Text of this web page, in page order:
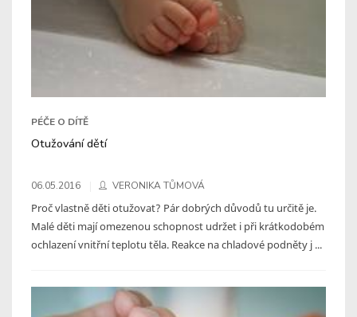
PÉČE O DÍTĚ
Otužování dětí
06.05.2016 VERONIKA TŮMOVÁ
Proč vlastně děti otužovat? Pár dobrých důvodů tu určitě je.
Malé děti mají omezenou schopnost udržet i při krátkodobém
ochlazení vnitřní teplotu těla. Reakce na chladové podněty j ...